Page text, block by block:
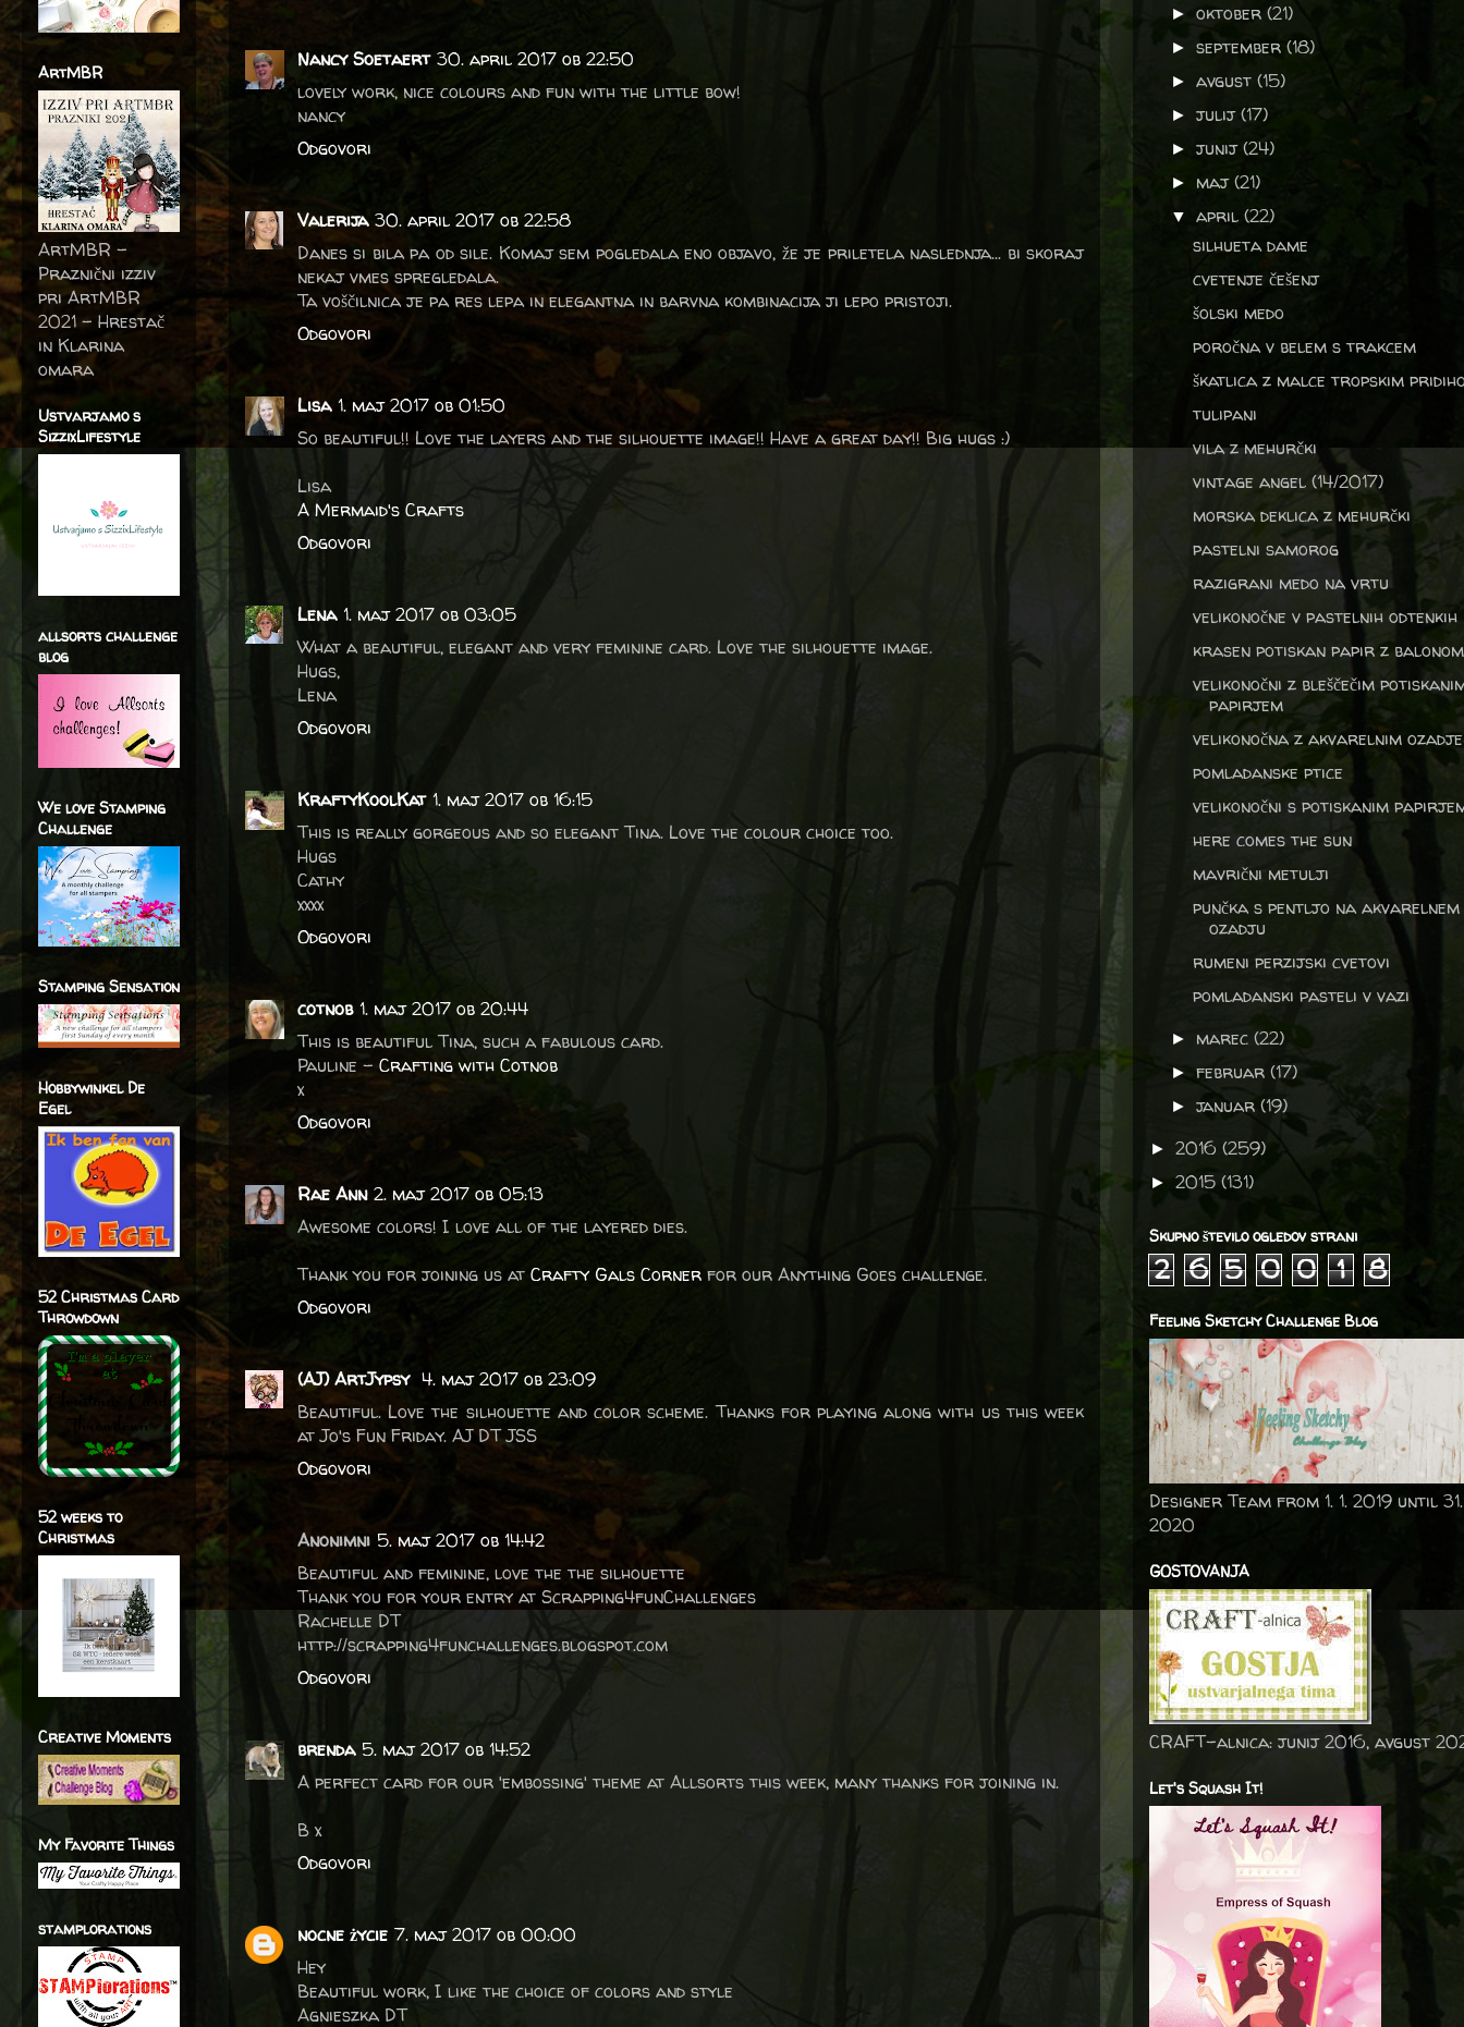
Nancy Soetaert 30. april 2017 ob 22:50
lovely work, nice colours and fun with the little bow!
nancy
Odgovori
Valerija 30. april 2017 ob 22:58
Danes si bila pa od sile. Komaj sem pogledala eno objavo, že je priletela naslednja... bi skoraj
nekaj vmes spregledala.
Ta voščilnica je pa res lepa in elegantna in barvna kombinacija ji lepo pristoji.
Odgovori
Lisa 1. maj 2017 ob 01:50
So beautiful!! Love the layers and the silhouette image!! Have a great day!! Big hugs :)
Lisa
A Mermaid's Crafts
Odgovori
Lena 1. maj 2017 ob 03:05
What a beautiful, elegant and very feminine card. Love the silhouette image.
Hugs,
Lena
Odgovori
KraftyKoolKat 1. maj 2017 ob 16:15
This is really gorgeous and so elegant Tina. Love the colour choice too.
Hugs
Cathy
xxxx
Odgovori
cotnob 1. maj 2017 ob 20:44
This is beautiful Tina, such a fabulous card.
Pauline - Crafting with Cotnob
x
Odgovori
Rae Ann 2. maj 2017 ob 05:13
Awesome colors! I love all of the layered dies.
Thank you for joining us at Crafty Gals Corner for our Anything Goes challenge.
Odgovori
(AJ) ArtJypsy 4. maj 2017 ob 23:09
Beautiful. Love the silhouette and color scheme. Thanks for playing along with us this week
at Jo's Fun Friday. AJ DT JSS
Odgovori
Anonimni 5. maj 2017 ob 14:42
Beautiful and feminine, love the the silhouette
Thank you for your entry at Scrapping4funChallenges
Rachelle DT
http://scrapping4funchallenges.blogspot.com
Odgovori
brenda 5. maj 2017 ob 14:52
A perfect card for our 'embossing' theme at Allsorts this week, many thanks for joining in.
B x
Odgovori
nocne życie 7. maj 2017 ob 00:00
Hey
Beautiful work, I like the choice of colors and style
Agnieszka DT
ArtMBR
ArtMBR -
Praznični izziv
pri ArtMBR
2021 – Hrestač
in Klarina
omara
Ustvarjamo s
SizzixLifestyle
allsorts challenge
blog
We love Stamping
Challenge
Stamping Sensation
Hobbywinkel De
Egel
52 Christmas Card
Throwdown
52 weeks to
Christmas
Creative Moments
My Favorite Things
stamplorations
►oktober(21)
►september(18)
►avgust(15)
►julij(17)
►junij(24)
► maj(21)
▼april(22)
silhueta dame
cvetenje češenj
šolski medo
poročna v belem s trakcem
škatlica z malce tropskim
tulipani
vila z mehurčki
vintage angel (14/2017)
morska deklica z mehurčki
pastelni samorog
razigrani medo na vrtu
velikonočne v pastelnih odtenkih
krasen potiskan papir z balonom
velikonočni z bleščečim
papirjem
velikonočna z akvarelnim
pomladanske ptice
velikonočni s potiskanim
here comes the sun
mavrični metulji
punčka s pentljo na akvarelnem
ozadju
rumeni perzijski cvetovi
pomladanski pasteli v vazi
► marec(22)
►februar(17)
►januar(19)
► 2016 (259)
► 2015 (131)
Skupno število ogledov strani
2 6 5 0 0 1 8
Feeling Sketchy Challenge Blog
Designer Team from 1. 1. 2019 until
2020
GOSTOVANJA
CRAFT-alnica: junij 2016, avgust
Let's Squash It!